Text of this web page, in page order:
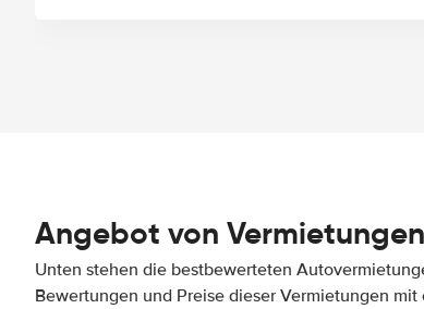
Angebot von
Unten stehen die bestbewerteten
Bewertungen und Preise dieser Vermietungen mit